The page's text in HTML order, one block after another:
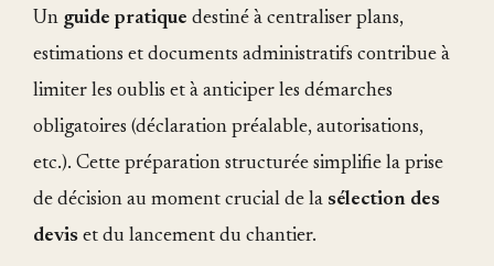
Un guide pratique destiné à centraliser plans,
estimations et documents administratifs contribue à
limiter les oublis et à anticiper les démarches
obligatoires (déclaration préalable, autorisations,
etc.). Cette préparation structurée simplifie la prise
de décision au moment crucial de la sélection des
devis et du lancement du chantier.